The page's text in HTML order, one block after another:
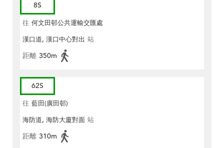
8S
往 何文田邨公共運輸交匯處
漢口道, 漢口中心對出 站
距離 350m
62S
往 藍田(廣田邨)
海防道, 海防大廈對面 站
距離 310m